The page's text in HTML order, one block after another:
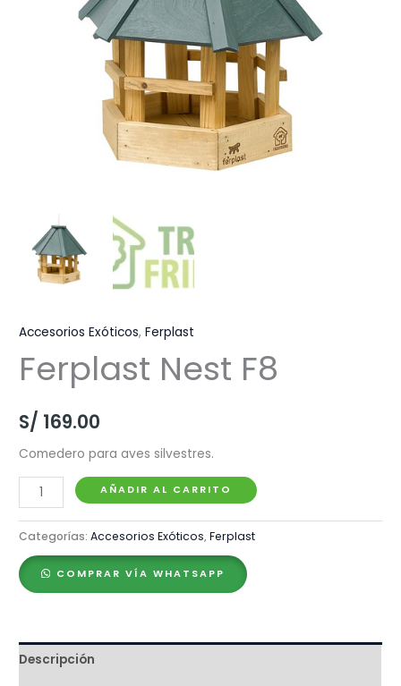
Accesorios Exóticos,Ferplast
Ferplast Nest F8
S/ 169.00
Comedero para aves silvestres.
Ferplast
Nest
F8
cantidad
AÑADIR AL CARRITO
Categorías:Accesorios Exóticos,Ferplast
COMPRAR VÍA WHATSAPP
Descripción